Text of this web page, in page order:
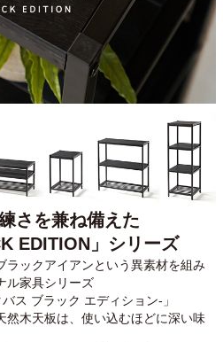
さを兼ね備えた
EDITION」シリーズ
ラックアイアンという異素材を組み
ル家具シリーズ
ス ブラック エディション-」
然木天板は、使い込むほどに深い味